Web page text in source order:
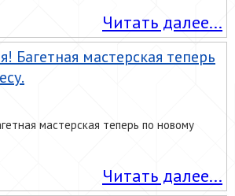
Читать далее...
Багетная мастерская теперь
мастерская теперь по новому
Читать далее...